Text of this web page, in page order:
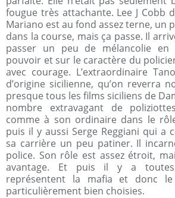
fougue très attachante. Lee J Cobb
Mariano est au fond assez terne, un
dans la course, mais ça passe. Il
passer un peu de mélancolie
pouvoir et sur le caractère du
avec courage. L’extraordinaire
d’origine sicilienne, qu’on reverra
presque tous les films siciliens de
nombre extravagant de
comme à son ordinaire dans le
puis il y aussi Serge Reggiani qui a
sa carrière un peu patiner. Il
police. Son rôle est assez étroit,
avantage. Et puis il y a
représentent la mafia et donc
particulièrement bien choisies.